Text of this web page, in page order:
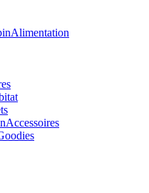
Alimentation
Accessoires